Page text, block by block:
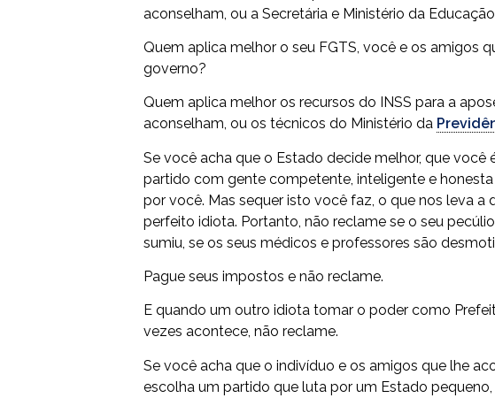
aconselham, ou a Secretária e Ministério da
Quem aplica melhor o seu FGTS, você e os amigos
governo?
Quem aplica melhor os recursos do INSS para a
aconselham, ou os técnicos do Ministério da
Se você acha que o Estado decide melhor, que você
partido com gente competente, inteligente e honesta
por você. Mas sequer isto você faz, o que nos leva a
perfeito idiota. Portanto, não reclame se o seu
sumiu, se os seus médicos e professores são
Pague seus impostos e não reclame.
E quando um outro idiota tomar o poder como
vezes acontece, não reclame.
Se você acha que o indivíduo e os amigos que lhe
escolha um partido que luta por um Estado